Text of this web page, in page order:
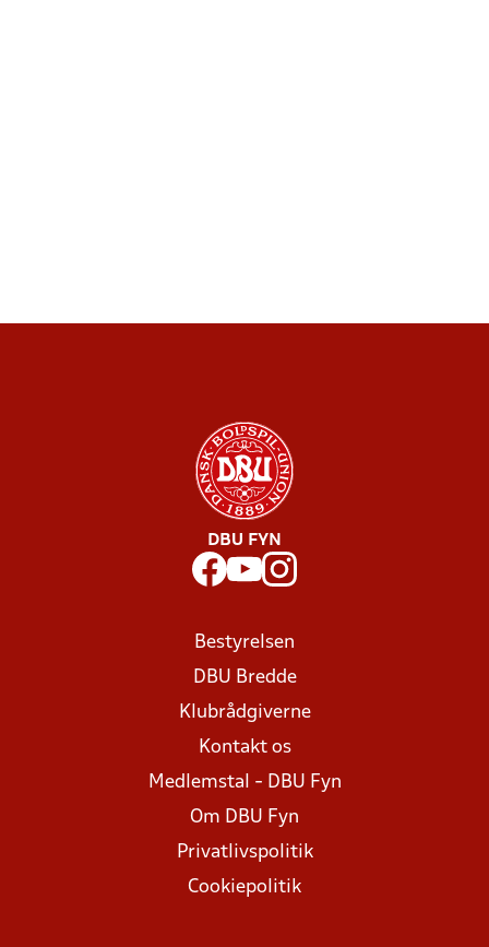
DBU FYN
Bestyrelsen
DBU Bredde
Klubrådgiverne
Kontakt os
Medlemstal - DBU Fyn
Om DBU Fyn
Privatlivspolitik
Cookiepolitik